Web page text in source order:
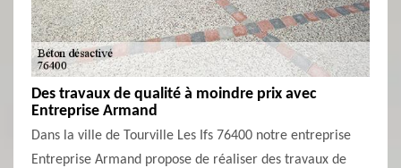
Des travaux de qualité à moindre prix avec
Entreprise Armand
Dans la ville de Tourville Les Ifs 76400 notre entreprise
Entreprise Armand propose de réaliser des travaux de